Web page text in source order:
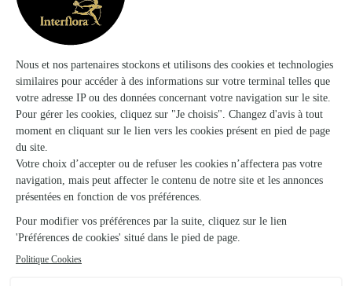
Livraison de fleurs à Bouzancourt et
autour : les villes proches couvertes par le
réseau Interflora
Cirey-sur-Blaise
FLEURISTE Daillancourt